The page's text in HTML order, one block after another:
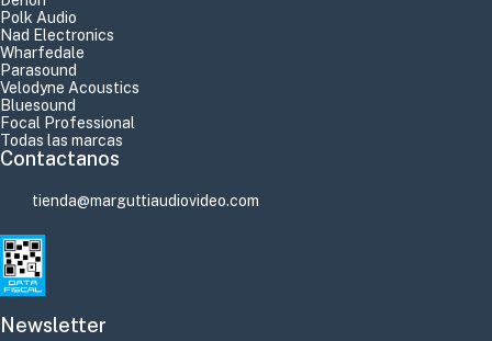
Polk Audio
Nad Electronics
Wharfedale
Parasound
Velodyne Acoustics
Bluesound
Focal Professional
Todas las marcas
Contactanos
tienda@marguttiaudiovideo.com
Newsletter